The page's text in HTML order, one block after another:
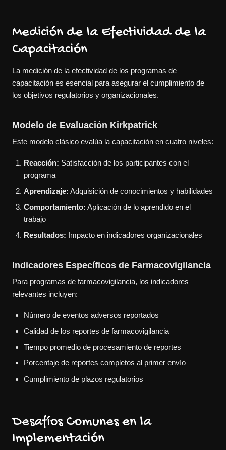
Medición de la Efectividad de la
Capacitación
La medición de la efectividad de los programas de
capacitación es esencial para asegurar el cumplimiento de
los objetivos regulatorios y organizacionales.
Modelo de Evaluación Kirkpatrick
Este modelo clásico evalúa la capacitación en cuatro niveles:
Reacción: Satisfacción de los participantes con el
programa
Aprendizaje: Adquisición de conocimientos y habilidades
Comportamiento: Aplicación de lo aprendido en el
trabajo
Resultados: Impacto en indicadores organizacionales
Indicadores Específicos de Farmacovigilancia
Para programas de farmacovigilancia, los indicadores
relevantes incluyen:
Número de eventos adversos reportados
Calidad de los reportes de farmacovigilancia
Tiempo promedio de procesamiento de reportes
Porcentaje de reportes completos al primer envío
Cumplimiento de plazos regulatorios
Desafíos Comunes en la
Implementación